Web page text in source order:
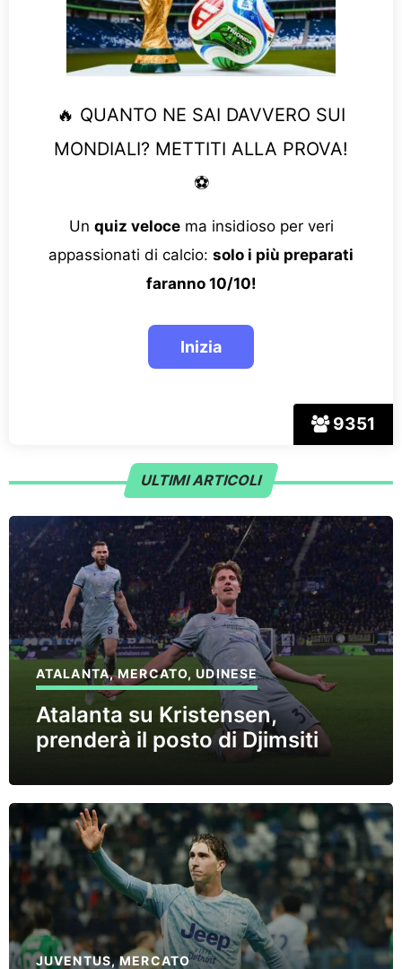
9351
🔥 QUANTO NE SAI DAVVERO SUI
MONDIALI? METTITI ALLA PROVA!
⚽
Un quiz velocema insidioso per veri
appassionati di calcio: solo i più preparati
faranno 10/10!
ULTIMI ARTICOLI
ATALANTA,MERCATO,UDINESE
Atalanta su Kristensen,
prenderà il posto di Djimsiti
JUVENTUS,MERCATO